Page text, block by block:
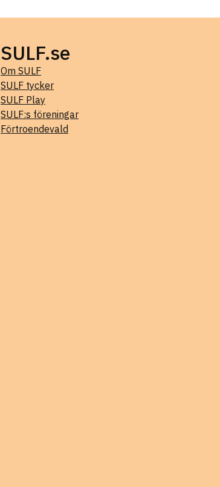
SULF.se
Om SULF
SULF tycker
SULF Play
SULF:s föreningar
Förtroendevald